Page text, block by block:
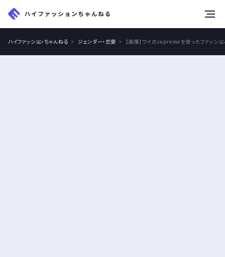
ハイファッションちゃんねる ジェンダー・恋愛 【画像】ワイのsupremeを使ったファッショ